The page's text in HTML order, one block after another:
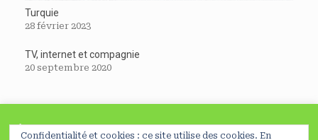
Turquie
28 février 2023
TV, internet et compagnie
20 septembre 2020
À lire avant de poursuivre
Confidentialité et cookies : ce site utilise des cookies. En